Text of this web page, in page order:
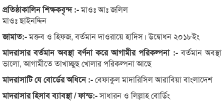
প্রতিষ্ঠাকালিন শিক্ষকবৃন্দ :-মাওঃ আঃ জলিল
মাওঃ ছাইনদ্দিন
জামাত:-মক্তব ও হিফজ, বর্তমান দাওরায়ে হাদিস। উদ্বোধন ২০১৮ইং
মাদরাসার বর্তমান অবস্থা বর্ণনা করে আগামীর পরিকল্পনা :-বর্তমান অবস্থা
ভালো, আগামীতে তাখাচ্ছুছ খোলার পরিকল্পনা আছে
মাদরাসাটি যে বোর্ডের অধিনে :-বেফাকুল মাদারিসিল আরাবিয়া বাংলাদেশ
মাদরাসার হিসাব ব্যাবস্থা / ফান্ড:-সাধারন ও লিল্লাহ বোর্ডিং